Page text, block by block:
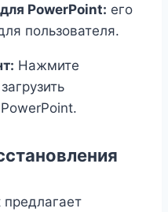
PowerPoint: его
пользователя.
Нажмите